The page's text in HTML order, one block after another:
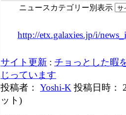
ニュースカテゴリー別表示
http://etx.galaxies.jp/i/
サイト更新 : チョっとした暇
じっています
投稿者： Yoshi-K 投稿日時：
ット)